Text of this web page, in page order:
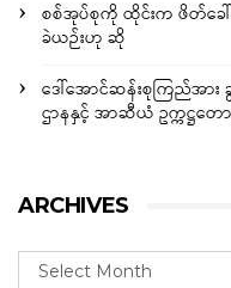
စစ်အုပ်စုကို ထိုင်းက ဖိတ်ခ
ခဲယဉ်းဟု ဆို
ဒေါ်အောင်ဆန်းစုကြည်အား ခ
ဌာနနှင့် အာဆီယံ ဥက္ကဋ္ဌတေ
ARCHIVES